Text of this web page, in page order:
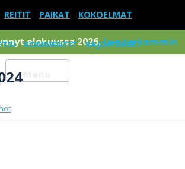
REITIT PAIKAT KOKOELMAT
KOMMENTIT RAJOITUKSET
elokuussa 2026.Lue tarkemmin